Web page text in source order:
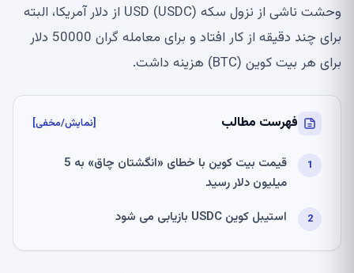
وحشت ناشی از نزول سکه USD (USDC) از دلار آمریکا، البته
برای چند دقیقه از کار افتاد و برای معامله گران 50000 دلار
برای هر بیت کوین (BTC) هزینه داشت.
فهرست مطالب [نمایش/مخفی]
قیمت بیت کوین با خطای «انگشتان چاق» به 5
میلیون دلار رسید
استیبل کوین USDC بازیابی می شود